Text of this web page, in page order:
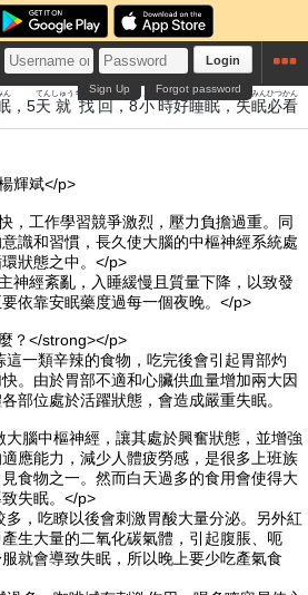
Login
Forgot password
Sign Up
ん
，5天
てん
就
しゅう
找
ちゃお
回
かい
，8小
しょう
時好
じこう
睡眠
すいみん
，失
しつ
眠
みん
必
ひつ
看
かん
輝斌</p>
，工作學習競爭激烈，壓力負擔過重。同
識和習慣，長久使大腦的中樞神經系統處
狀態之中。</p>
神經紊亂，入睡緩慢且質量下降，以致發
依靠安眠藥度過每一個夜晚。</p>
？</strong></p>
一類辛辣的食物，吃完後會引起胃部灼
。由於胃部不適和心臟供血量增加兩大因
部位處於活躍狀態，會造成嚴重失眠。
腦中樞神經，讓其處於興奮狀態，並增強
應能力，減少人體疲勞感，是很多上班族
食物之一。然而白天過多的食用會使得大
失眠。</p>
，吃瞭以後會刺激胃酸大量分泌。另外紅
生大量的二氧化碳氣體，引起腹脹、呃
就會導致失眠，所以晚上要少吃產氣食